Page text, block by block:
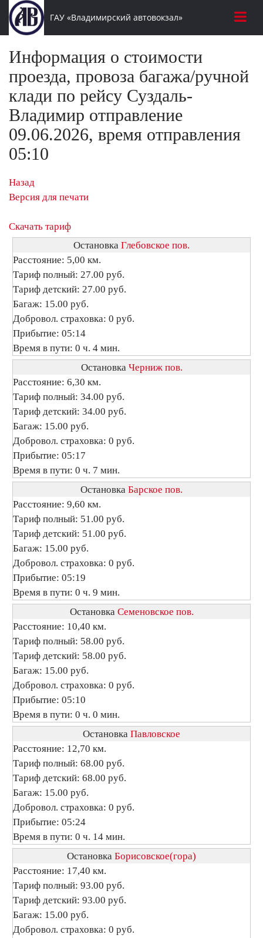
ГАУ «Владимирский автовокзал»
Информация о стоимости
проезда, провоза багажа/ручной
клади по рейсу Суздаль-
Владимир отправление
09.06.2026, время отправления
05:10
Назад
Версия для печати
Скачать тариф
Остановка Глебовское пов.
Расстояние: 5,00 км.
Тариф полный: 27.00 руб.
Тариф детский: 27.00 руб.
Багаж: 15.00 руб.
Добровол. страховка: 0 руб.
Прибытие: 05:14
Время в пути: 0 ч. 4 мин.
Остановка Черниж пов.
Расстояние: 6,30 км.
Тариф полный: 34.00 руб.
Тариф детский: 34.00 руб.
Багаж: 15.00 руб.
Добровол. страховка: 0 руб.
Прибытие: 05:17
Время в пути: 0 ч. 7 мин.
Остановка Барское пов.
Расстояние: 9,60 км.
Тариф полный: 51.00 руб.
Тариф детский: 51.00 руб.
Багаж: 15.00 руб.
Добровол. страховка: 0 руб.
Прибытие: 05:19
Время в пути: 0 ч. 9 мин.
Остановка Семеновское пов.
Расстояние: 10,40 км.
Тариф полный: 58.00 руб.
Тариф детский: 58.00 руб.
Багаж: 15.00 руб.
Добровол. страховка: 0 руб.
Прибытие: 05:10
Время в пути: 0 ч. 0 мин.
Остановка Павловское
Расстояние: 12,70 км.
Тариф полный: 68.00 руб.
Тариф детский: 68.00 руб.
Багаж: 15.00 руб.
Добровол. страховка: 0 руб.
Прибытие: 05:24
Время в пути: 0 ч. 14 мин.
Остановка Борисовское(гора)
Расстояние: 17,40 км.
Тариф полный: 93.00 руб.
Тариф детский: 93.00 руб.
Багаж: 15.00 руб.
Добровол. страховка: 0 руб.